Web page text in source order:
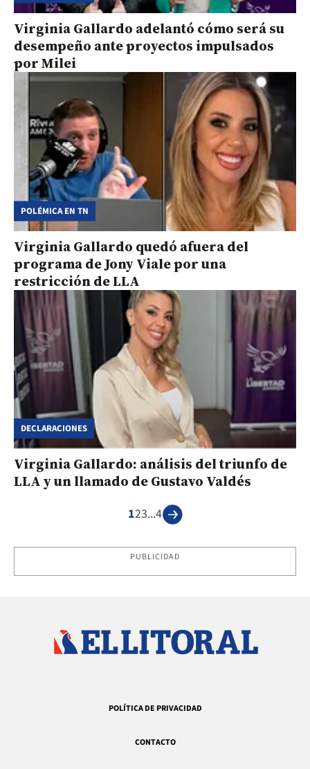
Virginia Gallardo adelantó cómo será su
desempeño ante proyectos impulsados
por Milei
POLÉMICA EN TN
Virginia Gallardo quedó afuera del
programa de Jony Viale por una
restricción de LLA
DECLARACIONES
Virginia Gallardo: análisis del triunfo de
LLA y un llamado de Gustavo Valdés
123...4
PUBLICIDAD
POLÍTICA DE PRIVACIDAD
CONTACTO